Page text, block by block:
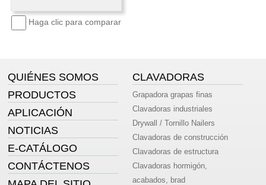
Haga clic para comparar
QUIÉNES SOMOS
PRODUCTOS
APLICACIÓN
NOTICIAS
E-CATÁLOGO
CONTÁCTENOS
CLAVADORAS
Grapadora grapas finas
Clavadoras industriales
Drywall / Tornillo Nailers
Clavadoras de construcción
Clavadoras de estructura
Clavadoras hormigón,
acabados, brad